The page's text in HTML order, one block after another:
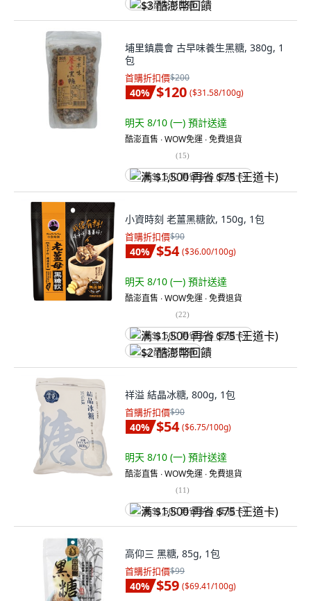
$3 酷澎幣回饋
埔里鎮農會 古早味養生黑糖, 380g, 1
包
首購折扣價$200
40% $120 ($31.58/100g)
明天 8/10 (一) 預計送達
酷澎直售 ∙ WOW免運 ∙ 免費退貨
(15)
满 $1,500 再省 $75 (王道卡)
小資時刻 老薑黑糖飲, 150g, 1包
首購折扣價$90
40% $54 ($36.00/100g)
明天 8/10 (一) 預計送達
酷澎直售 ∙ WOW免運 ∙ 免費退貨
(22)
满 $1,500 再省 $75 (王道卡)
$2 酷澎幣回饋
祥溢 結晶冰糖, 800g, 1包
首購折扣價$90
40% $54 ($6.75/100g)
明天 8/10 (一) 預計送達
酷澎直售 ∙ WOW免運 ∙ 免費退貨
(11)
满 $1,500 再省 $75 (王道卡)
高仰三 黑糖, 85g, 1包
首購折扣價$99
40% $59 ($69.41/100g)